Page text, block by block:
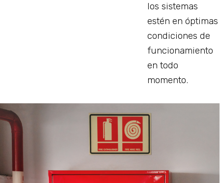
los sistemas
estén en óptimas
condiciones de
funcionamiento
en todo
momento.